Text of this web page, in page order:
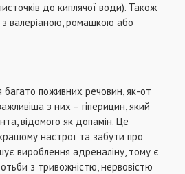
до киплячої води). Також
валеріаною, ромашкою або
багато поживних речовин, як-от
з них – гіперицин, який
відомого як допамін. Це
настрої та забути про
вироблення адреналіну, тому є
з тривожністю, нервовістю